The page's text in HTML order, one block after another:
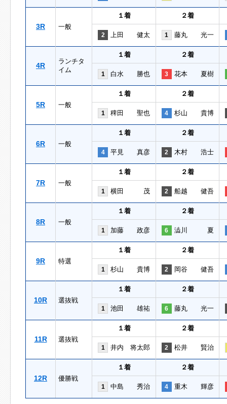
3R 一般
１着 ２着
2 上田 健太 1 藤丸 光一
4R
ランチタ
イム
１着 ２着
1 白水 勝也 3 花本 夏樹
5R 一般
１着 ２着
1 稗田 聖也 4 杉山 貴博
6R 一般
１着 ２着
4 平見 真彦 2 木村 浩士
7R 一般
１着 ２着
1 横田 茂 2 船越 健吾
8R 一般
１着 ２着
1 加藤 政彦 6 澁川 夏
9R 特選
１着 ２着
1 杉山 貴博 2 岡谷 健吾
10R 選抜戦
１着 ２着
1 池田 雄祐 6 藤丸 光一
11R 選抜戦
１着 ２着
1 井内 将太郎 2 松井 賢治
12R 優勝戦
１着 ２着
1 中島 秀治 4 重木 輝彦